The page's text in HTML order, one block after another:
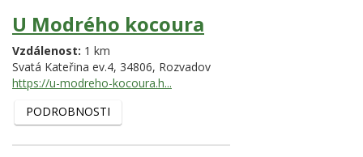
U Modrého kocoura
Vzdálenost: 1 km
Svatá Kateřina ev.4, 34806, Rozvadov
https://u-modreho-kocoura.h...
PODROBNOSTI